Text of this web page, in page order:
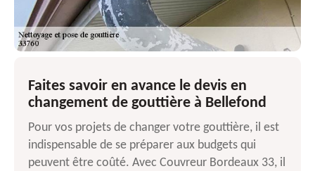
Faites savoir en avance le devis en
changement de gouttière à Bellefond
Pour vos projets de changer votre gouttière, il est
indispensable de se préparer aux budgets qui
peuvent être coûté. Avec Couvreur Bordeaux 33, il